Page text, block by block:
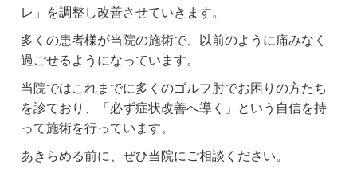
レ」を調整し改善させていきます。
多くの患者様が当院の施術で、以前のように痛みなく
過ごせるようになっています。
当院ではこれまでに多くのゴルフ肘でお困りの方たち
を診ており、「必ず症状改善へ導く」という自信を持
って施術を行っています。
あきらめる前に、ぜひ当院にご相談ください。